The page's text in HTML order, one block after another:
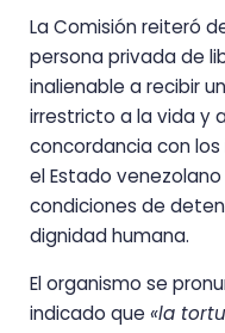
La Comisión reiteró
persona privada de
inalienable a recibir
irrestricto a la vida y
concordancia con
el Estado
condiciones de
dignidad humana.
El organismo se
indicado que «la